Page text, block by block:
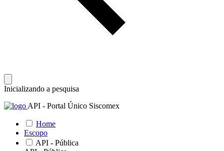
Inicializando a pesquisa
API - Portal Único Siscomex
Home
Escopo
API - Pública